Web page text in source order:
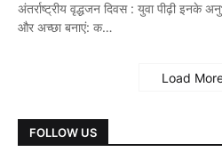
अंतर्राष्ट्रीय वृद्धजन दिवस : युवा पीढ़ी इनके
और अच्छा बनाएं: क…
Load
FOLLOW US